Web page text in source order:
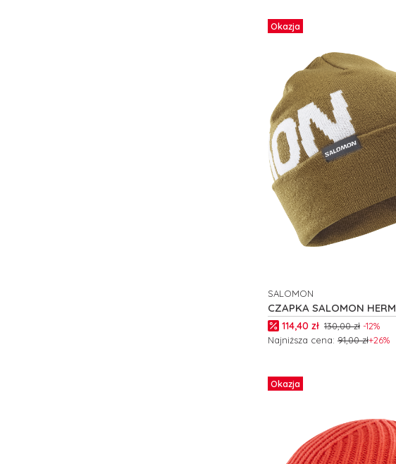
Okazja
CZAPKA SALOMON
C26300
PRODUCENT
SALOMON
Cena promocyjna
114,40 zł 130,00 zł -12%
Najniższa cena: 91,00 zł+26%
Okazja